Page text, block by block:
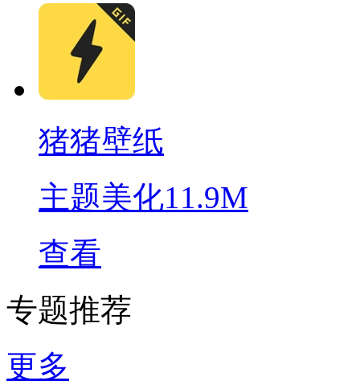
猪猪壁纸
主题美化11.9M
查看
专题推荐
更多